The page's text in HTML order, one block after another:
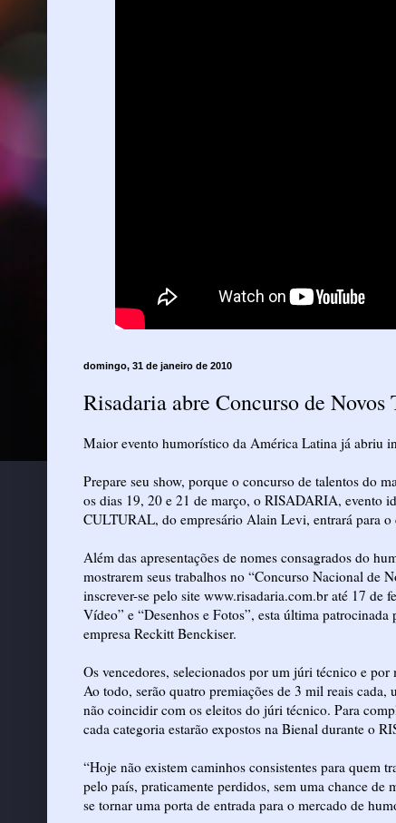
domingo, 31 de janeiro de 2010
Risadaria abre Concurso de Novos
Maior evento humorístico da América Latina já abriu
Prepare seu show, porque o concurso de talentos do
os dias 19, 20 e 21 de março, o RISADARIA,
CULTURAL, do empresário Alain Levi, entrará para
Além das apresentações de nomes consagrados do
mostrarem seus trabalhos no “Concurso Nacional de
inscrever-se pelo site www.risadaria.com.br até 17 de
Vídeo” e “Desenhos e Fotos”, esta última
empresa Reckitt Benckiser.
Os vencedores, selecionados por um júri técnico e
Ao todo, serão quatro premiações de 3 mil reais
não coincidir com os eleitos do júri técnico. Para
cada categoria estarão expostos na Bienal durante o
“Hoje não existem caminhos consistentes para quem
pelo país, praticamente perdidos, sem uma chance
se tornar uma porta de entrada para o mercado de